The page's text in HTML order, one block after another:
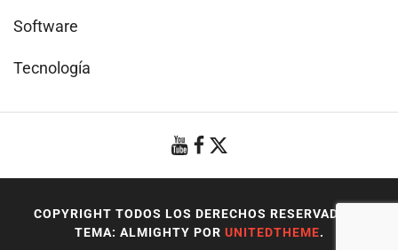
Software
Tecnología
COPYRIGHT TODOS LOS DERECHOS RESERVADOS
TEMA: ALMIGHTY POR UNITEDTHEME.